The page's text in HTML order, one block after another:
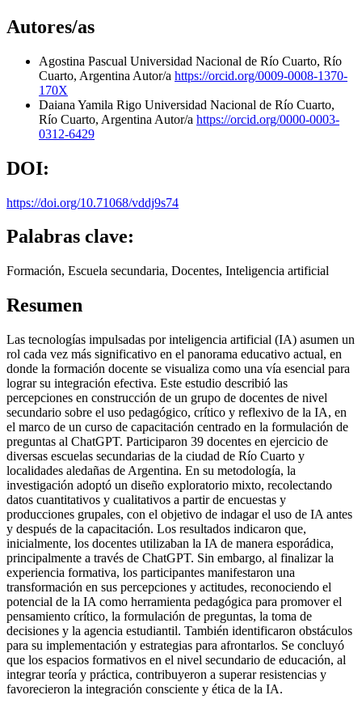
Autores/as
Agostina Pascual Universidad Nacional de Río Cuarto, Río
Cuarto, Argentina Autor/a https://orcid.org/0009-0008-1370-
170X
Daiana Yamila Rigo Universidad Nacional de Río Cuarto,
Río Cuarto, Argentina Autor/a https://orcid.org/0000-0003-
0312-6429
DOI:
https://doi.org/10.71068/vddj9s74
Palabras clave:
Formación, Escuela secundaria, Docentes, Inteligencia artificial
Resumen
Las tecnologías impulsadas por inteligencia artificial (IA) asumen un
rol cada vez más significativo en el panorama educativo actual, en
donde la formación docente se visualiza como una vía esencial para
lograr su integración efectiva. Este estudio describió las
percepciones en construcción de un grupo de docentes de nivel
secundario sobre el uso pedagógico, crítico y reflexivo de la IA, en
el marco de un curso de capacitación centrado en la formulación de
preguntas al ChatGPT. Participaron 39 docentes en ejercicio de
diversas escuelas secundarias de la ciudad de Río Cuarto y
localidades aledañas de Argentina. En su metodología, la
investigación adoptó un diseño exploratorio mixto, recolectando
datos cuantitativos y cualitativos a partir de encuestas y
producciones grupales, con el objetivo de indagar el uso de IA antes
y después de la capacitación. Los resultados indicaron que,
inicialmente, los docentes utilizaban la IA de manera esporádica,
principalmente a través de ChatGPT. Sin embargo, al finalizar la
experiencia formativa, los participantes manifestaron una
transformación en sus percepciones y actitudes, reconociendo el
potencial de la IA como herramienta pedagógica para promover el
pensamiento crítico, la formulación de preguntas, la toma de
decisiones y la agencia estudiantil. También identificaron obstáculos
para su implementación y estrategias para afrontarlos. Se concluyó
que los espacios formativos en el nivel secundario de educación, al
integrar teoría y práctica, contribuyeron a superar resistencias y
favorecieron la integración consciente y ética de la IA.